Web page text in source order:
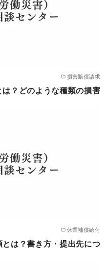
損害賠償請求
？どのような種類の損害
休業補償給付
は？書き方・提出先につ